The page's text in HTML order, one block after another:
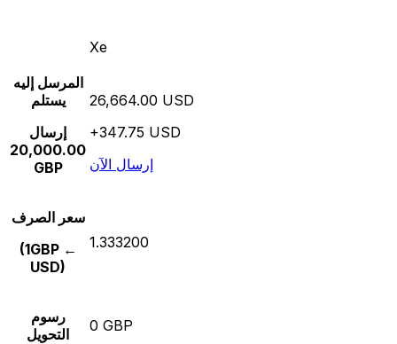
Xe
المرسل إليه
يستلم
إرسال
20,000.00
GBP
26,664.00 USD
+347.75 USD
إرسال الآن
سعر الصرف
(1GBP ←
USD)
1.333200
رسوم
التحويل
0 GBP